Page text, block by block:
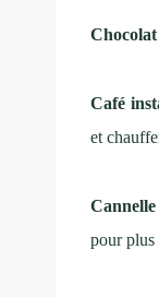
Chocolat
Café
et
Cannelle
pour plus